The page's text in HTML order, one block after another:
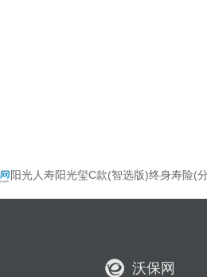
阳光人寿阳光玺C款(智选版)终身寿险(
沃保网